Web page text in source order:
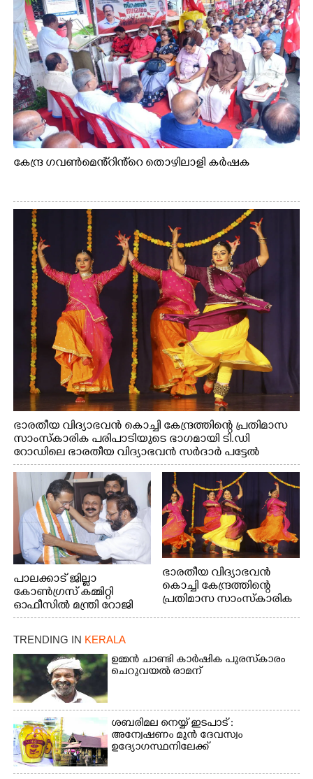
കേന്ദ്ര ഗവൺമെൻ്റിൻ്റെ തൊഴിലാളി കർഷക
ഭാരതീയ വിദ്യാഭവൻ കൊച്ചി കേന്ദ്രത്തിന്റെ പ്രതിമാസ
സാംസ്കാരിക പരിപാടിയുടെ ഭാഗമായി ടി.ഡി
റോഡിലെ ഭാരതീയ വിദ്യാഭവൻ സർദാർ പട്ടേൽ
സഭാഗൃഹത്തിൽ എം. അക്ഷതയുടെ നേതൃത്വത്തിൽ
അവതരിപ്പിച്ച ലയ നമൻ കഥക് നൃത്തത്തിൽ നിന്ന്
പാലക്കാട് ജില്ലാ
കോൺഗ്രസ് കമ്മിറ്റി
ഓഫീസിൽ മന്ത്രി റോജി
എം ജോണിന്
ഭാരതീയ വിദ്യാഭവൻ
കൊച്ചി കേന്ദ്രത്തിന്റെ
പ്രതിമാസ സാംസ്കാരിക
പട്ടേൽ സഭാഗൃഹത്തിൽ
എം. അക്ഷതയുടെ
നേതൃത്വത്തിൽ
TRENDING IN KERALA
ഉമ്മൻ ചാണ്ടി കാർഷിക പുരസ്‌കാരം
ചെറുവയൽ രാമന്
ശബരിമല നെയ്യ് ഇടപാട് :
അന്വേഷണം മുൻ ദേവസ്വം
ഉദ്യോഗസ്ഥനിലേക്ക്